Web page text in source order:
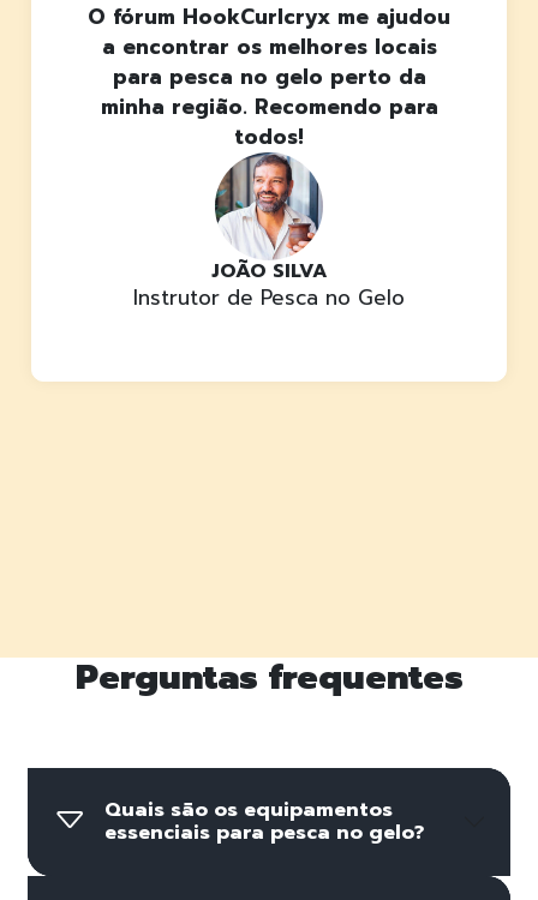
JOÃO SILVA
Instrutor de Pesca no Gelo
O fórum HookCurlcryx me ajudou
a encontrar os melhores locais
para pesca no gelo perto da
minha região. Recomendo para
todos!
Perguntas frequentes
Quais são os equipamentos
essenciais para pesca no gelo?